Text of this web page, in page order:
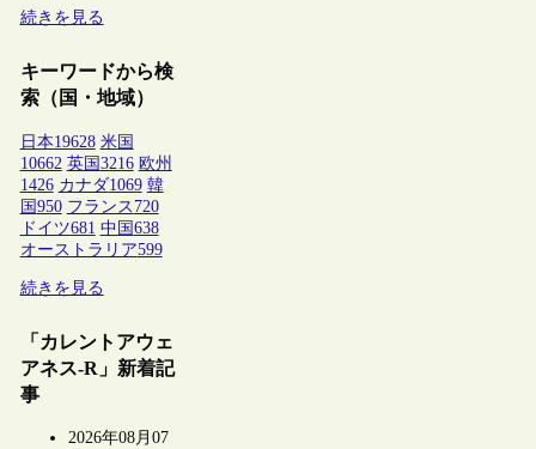
続きを見る
キーワードから検
索（国・地域）
日本19628 米国
10662 英国3216 欧州
1426 カナダ1069 韓
国950 フランス 720
ドイツ681 中国638
オーストラリア599
続きを見る
「カレントアウェ
アネス-R」新着記
事
2026年08月07